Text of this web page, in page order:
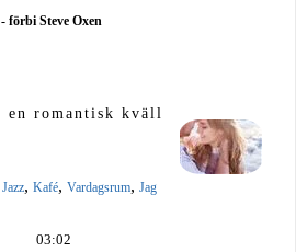
- förbi Steve Oxen
romantisk kväll
Jazz, Kafé, Vardagsrum, Jag
03:02